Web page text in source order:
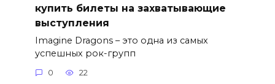
купить билеты на захватывающие
выступления
Imagine Dragons – это одна из самых
успешных рок-групп
0 22